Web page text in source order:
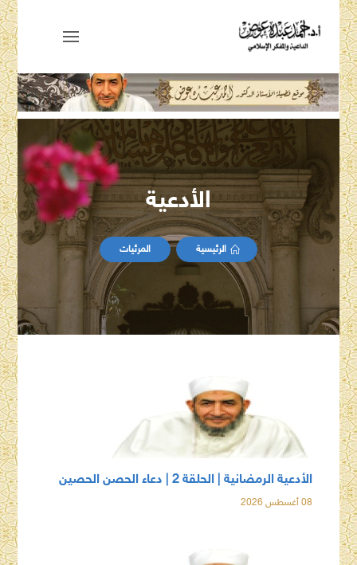
الأدعية
الرئيسية المرئيات
الأدعية الرمضانية | الحلقة 2 | دعاء الحصن الحصين
08 أغسطس 2026